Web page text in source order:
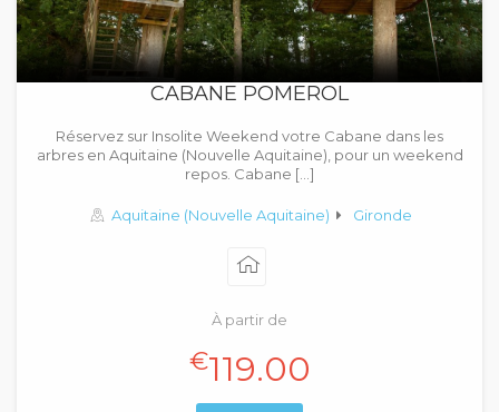
CABANE POMEROL
Réservez sur Insolite Weekend votre Cabane dans les
arbres en Aquitaine (Nouvelle Aquitaine), pour un weekend
repos. Cabane […]
Aquitaine (Nouvelle Aquitaine) Gironde
À partir de
€119.00